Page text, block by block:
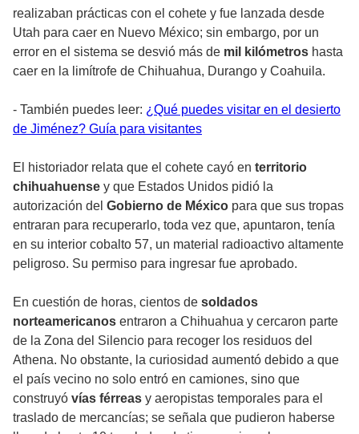
realizaban prácticas con el cohete y fue lanzada desde
Utah para caer en Nuevo México; sin embargo, por un
error en el sistema se desvió más de mil kilómetros hasta
caer en la limítrofe de Chihuahua, Durango y Coahuila.
- También puedes leer: ¿Qué puedes visitar en el desierto
de Jiménez? Guía para visitantes
El historiador relata que el cohete cayó en territorio
chihuahuense y que Estados Unidos pidió la
autorización del Gobierno de México para que sus tropas
entraran para recuperarlo, toda vez que, apuntaron, tenía
en su interior cobalto 57, un material radioactivo altamente
peligroso. Su permiso para ingresar fue aprobado.
En cuestión de horas, cientos de soldados
norteamericanos entraron a Chihuahua y cercaron parte
de la Zona del Silencio para recoger los residuos del
Athena. No obstante, la curiosidad aumentó debido a que
el país vecino no solo entró en camiones, sino que
construyó vías férreas y aeropistas temporales para el
traslado de mercancías; se señala que pudieron haberse